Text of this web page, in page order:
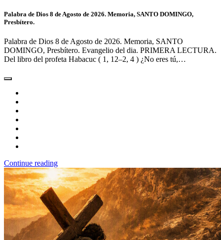
Palabra de Dios 8 de Agosto de 2026. Memoria, SANTO DOMINGO,
Presbítero.
Palabra de Dios 8 de Agosto de 2026. Memoria, SANTO
DOMINGO, Presbítero. Evangelio del dia. PRIMERA LECTURA.
Del libro del profeta Habacuc ( 1, 12–2, 4 ) ¿No eres tú,…
Continue reading